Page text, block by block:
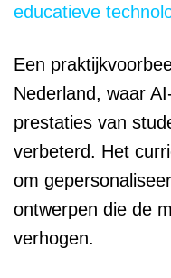
educatieve
Een
Nederland, waar
prestaties van
verbeterd. Het
om
ontwerpen die de
verhogen.